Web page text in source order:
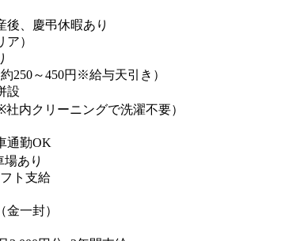
後、慶弔休暇あり
ア）
250～450円※給与天引き）
設
社内クリーニングで洗濯不要）
通勤OK
あり
ト支給
金一封）